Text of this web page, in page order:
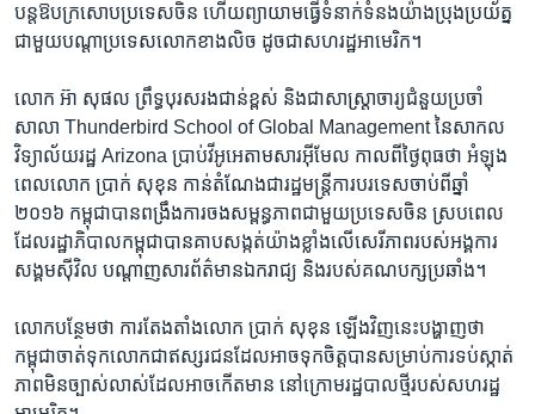
បន្ត​ឱប​ក្រសោប​ប្រទេស​ចិន​ ហើយ​ព្យាយាមធ្វើ​ទំនាក់​ទំនង​យ៉ាង​ប្រុង​ប្រយ័ត្ន​
ជា​មួយបណ្តា​ប្រទេស​លោក​ខាង​លិច ដូចជា​សហរដ្ឋ​អាមេរិក។​
លោក​ អ៊ា សុផល​ ព្រឹទ្ធ​បុរស​រង​ជាន់ខ្ពស់​ និង​ជា​សាស្ត្រាចារ្យ​ជំនួយ​ប្រចាំ​
សាលា​ Thunderbird School of Global Management ​នៃ​សាកល​
វិទ្យាល័យ​រដ្ឋ​ Arizona​ ប្រាប់​វីអូអេ​តាម​សារ​អ៊ីមែល​ កាលពីថ្ងៃពុធ​ថា ​អំឡុង​
ពេល​លោក ប្រាក់​ សុខុន​ កាន់តំណែង​ជា​រដ្ឋមន្ត្រី​ការបរទេស​ចាប់​ពី​ឆ្នាំ
២០១៦​ កម្ពុជា​បាន​ពង្រឹង​ការ​ចង​សម្ពន្ធភាព​ជា​មួយ​ប្រទេស​ចិន ស្របពេល​
ដែល​រដ្ឋាភិបាល​កម្ពុជា​បាន​គាប​សង្កត់​យ៉ាង​ខ្លាំងលើ​សេរីភាព​របស់​អង្គការ​
សង្គម​ស៊ីវិល បណ្តាញ​សារព័ត៌​មាន​ឯករាជ្យ​ និង​របស់​គណបក្ស​ប្រឆាំង​។
លោក​បន្ថែមថា ការតែង​តាំងលោក​ ប្រាក់ សុខុន ឡើង​វិញ​នេះ​បង្ហាញ​ថា​
កម្ពុជា​ចាត់​ទុក​លោក​ជា​ឥស្សរ​ជន​ដែល​អាច​ទុក​ចិត្ត​បាន​សម្រាប់ការ​ទប់ស្កាត់
ភាព​មិនច្បាស់​លាស់​ដែល​អាច​កើត​មាន​ នៅ​ក្រោម​រដ្ឋបាល​ថ្មី​របស់​សហរដ្ឋ​